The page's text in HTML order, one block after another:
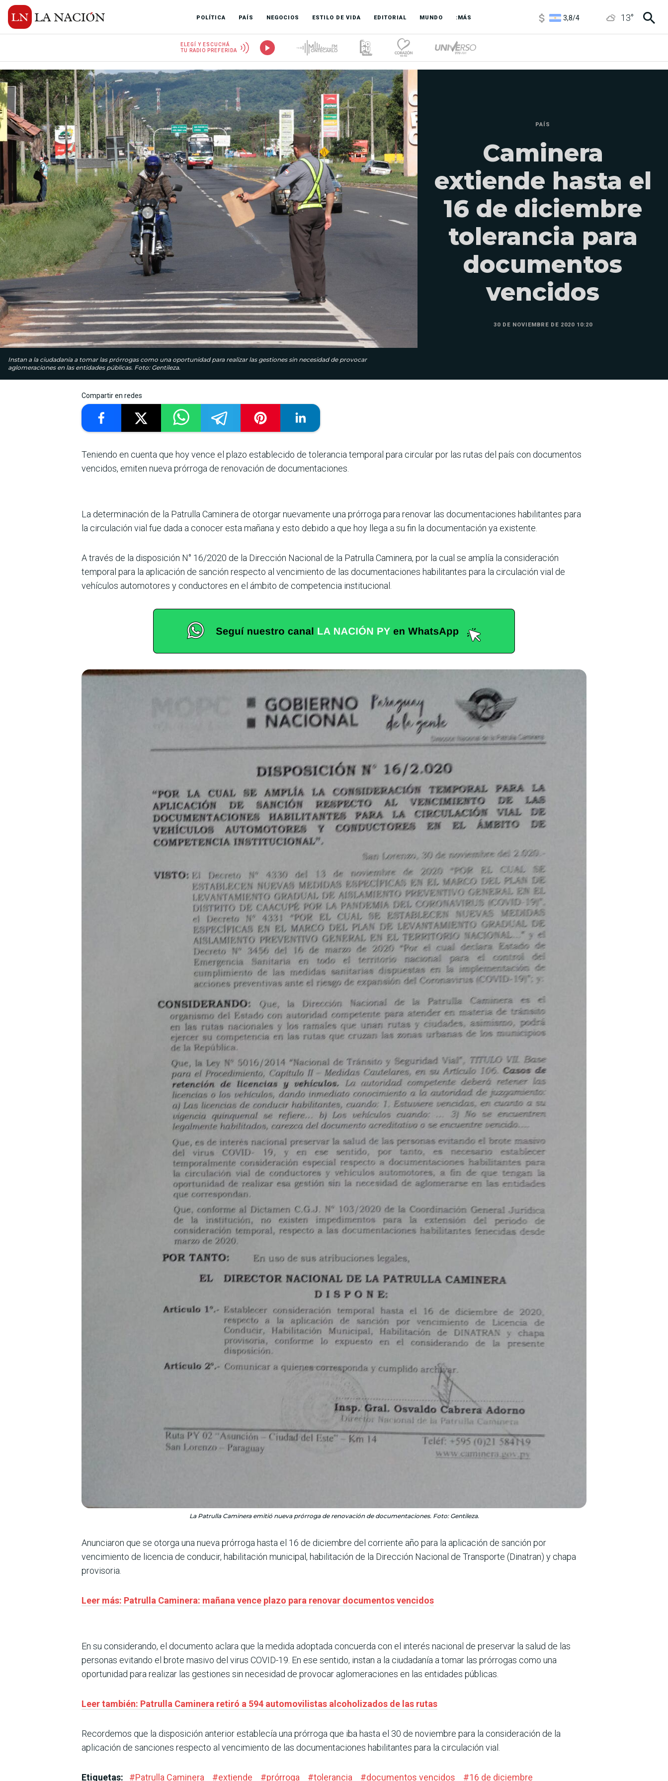
POLÍTICA PAÍS NEGOCIOS ESTILO DE VIDA EDITORIAL MUNDO :MÁS
6850/ 13°
ELEGÍ Y ESCUCHÁ
TU RADIO PREFERIDA
Instan a la ciudadanía a tomar las prórrogas como una oportunidad para realizar las gestiones sin necesidad de provocar
aglomeraciones en las entidades públicas. Foto: Gentileza.
PAÍS
Caminera
extiende hasta el
16 de diciembre
tolerancia para
documentos
vencidos
30 DE NOVIEMBRE DE 2020 10:20
Compartir en redes
Teniendo en cuenta que hoy vence el plazo establecido de tolerancia temporal para circular por las rutas del país con documentos
vencidos, emiten nueva prórroga de renovación de documentaciones.
La determinación de la Patrulla Caminera de otorgar nuevamente una prórroga para renovar las documentaciones habilitantes para
la circulación vial fue dada a conocer esta mañana y esto debido a que hoy llega a su fin la documentación ya existente.
A través de la disposición N° 16/2020 de la Dirección Nacional de la Patrulla Caminera, por la cual se amplía la consideración
temporal para la aplicación de sanción respecto al vencimiento de las documentaciones habilitantes para la circulación vial de
vehículos automotores y conductores en el ámbito de competencia institucional.
La Patrulla Caminera emitió nueva prórroga de renovación de documentaciones. Foto: Gentileza.
Anunciaron que se otorga una nueva prórroga hasta el 16 de diciembre del corriente año para la aplicación de sanción por
vencimiento de licencia de conducir, habilitación municipal, habilitación de la Dirección Nacional de Transporte (Dinatran) y chapa
provisoria.
Leer más: Patrulla Caminera: mañana vence plazo para renovar documentos vencidos
En su considerando, el documento aclara que la medida adoptada concuerda con el interés nacional de preservar la salud de las
personas evitando el brote masivo del virus COVID-19. En ese sentido, instan a la ciudadanía a tomar las prórrogas como una
oportunidad para realizar las gestiones sin necesidad de provocar aglomeraciones en las entidades públicas.
Leer también: Patrulla Caminera retiró a 594 automovilistas alcoholizados de las rutas
Recordemos que la disposición anterior establecía una prórroga que iba hasta el 30 de noviembre para la consideración de la
aplicación de sanciones respecto al vencimiento de las documentaciones habilitantes para la circulación vial.
Etiquetas: #Patrulla Caminera #extiende #prórroga #tolerancia #documentos vencidos #16 de diciembre